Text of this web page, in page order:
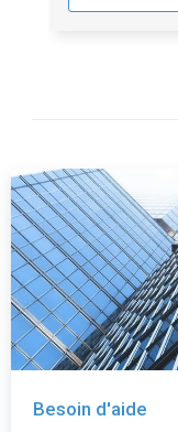
Besoin d'aide